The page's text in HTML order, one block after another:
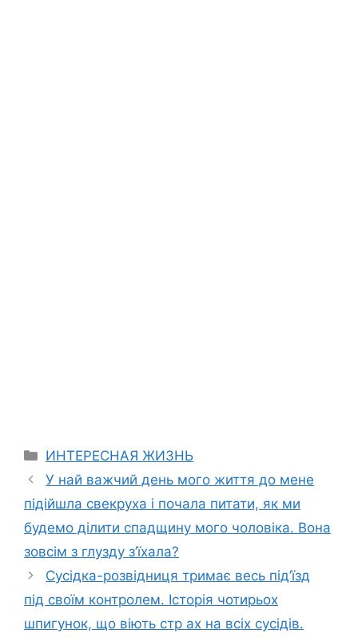
Categories
ИНТЕРЕСНАЯ ЖИЗНЬ
У най важчий день мого життя до мене
підійшла свекруха і почала питати, як ми
будемо ділити спадщину мого чоловіка. Вона
зовсім з глузду з’їхала?
Сусідка-розвідниця тримає весь під’їзд
під своїм контролем. Історія чотирьох
шпигунок, що віють стр ах на всіх сусідів.